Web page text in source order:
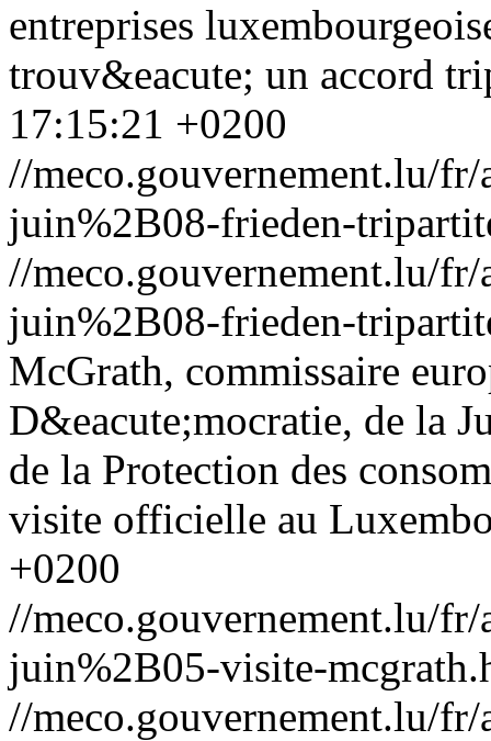
entreprises
trouv&eacute; un accord
17:15:21 +0200
//meco.gouvernement.lu/
juin%2B08-frieden-
//meco.gouvernement.lu/
juin%2B08-frieden-
McGrath, commissaire
D&eacute;mocratie, de la
de la Protection des
visite officielle au
+0200
//meco.gouvernement.lu/
juin%2B05-visite-
//meco.gouvernement.lu/